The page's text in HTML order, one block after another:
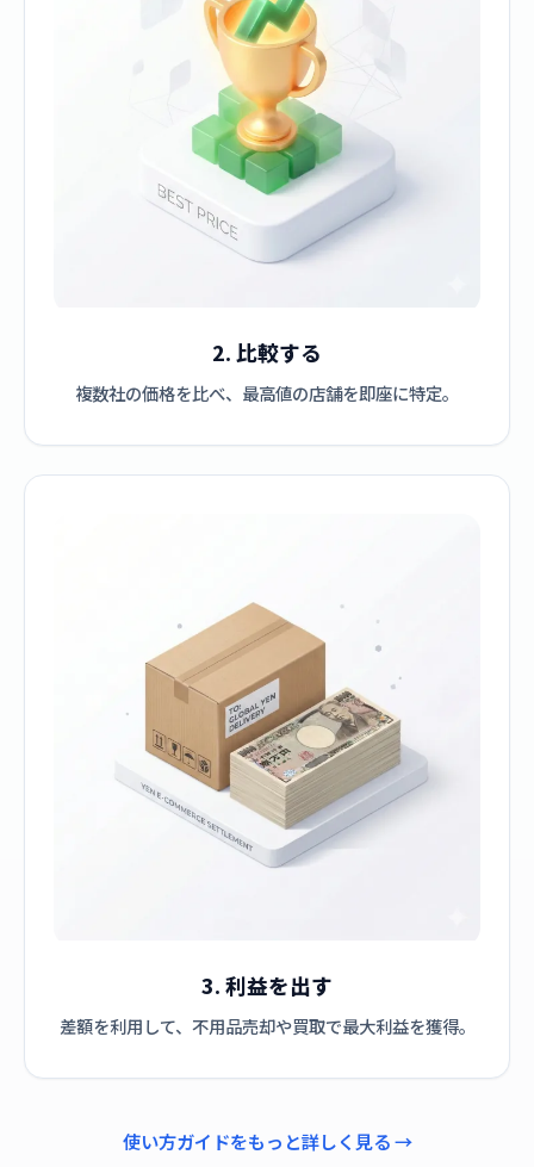
2. 比較する
複数社の価格を比べ、最高値の店舗を即座に特定。
3. 利益を出す
差額を利用して、不用品売却や買取で最大利益を獲得。
使い方ガイドをもっと詳しく見る →